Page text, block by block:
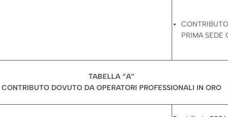
PRIMA SEDE
TABELLA “A”
CONTRIBUTO DOVUTO DA OPERATORI PROFESSIONALI IN ORO